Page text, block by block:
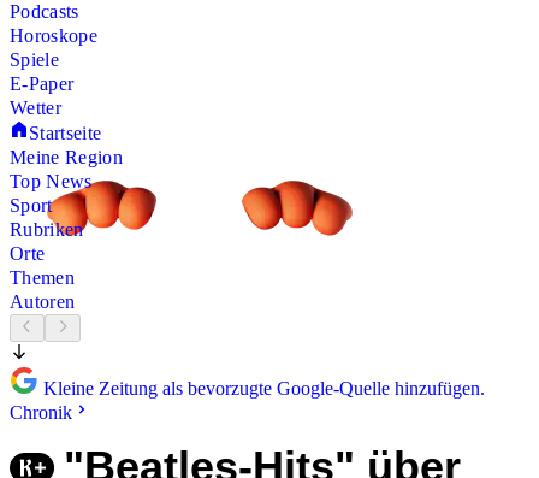
Podcasts
Horoskope
Spiele
E-Paper
Wetter
Startseite
Meine Region
Top News
Sport
Rubriken
Orte
Themen
Autoren
Kleine Zeitung als bevorzugte Google-Quelle hinzufügen.
Chronik
"Beatles-Hits" über